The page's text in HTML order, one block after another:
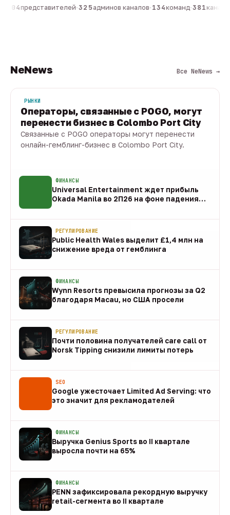
804представителей·325 админов каналов·134команд·381
NeNews Все NeNews →
РЫНКИ
Операторы, связанные с POGO, могут
перенести бизнес в Colombo Port City
Связанные с POGO операторы могут перенести
онлайн-гемблинг-бизнес в Colombo Port City.
ФИНАНСЫ
Universal Entertainment ждет прибыль
Okada Manila во 2П26 на фоне падения
РЕГУЛИРОВАНИЕ
Public Health Wales выделит £1,4 млн на
снижение вреда от гемблинга
ФИНАНСЫ
Wynn Resorts превысила прогнозы за Q2
благодаря Macau, но США просели
РЕГУЛИРОВАНИЕ
Почти половина получателей care call от
Norsk Tipping снизили лимиты потерь
SEO
Google ужесточает Limited Ad Serving: что
это значит для рекламодателей
ФИНАНСЫ
Выручка Genius Sports во II квартале
выросла почти на 65%
ФИНАНСЫ
PENN зафиксировала рекордную выручку
retail-сегмента во II квартале